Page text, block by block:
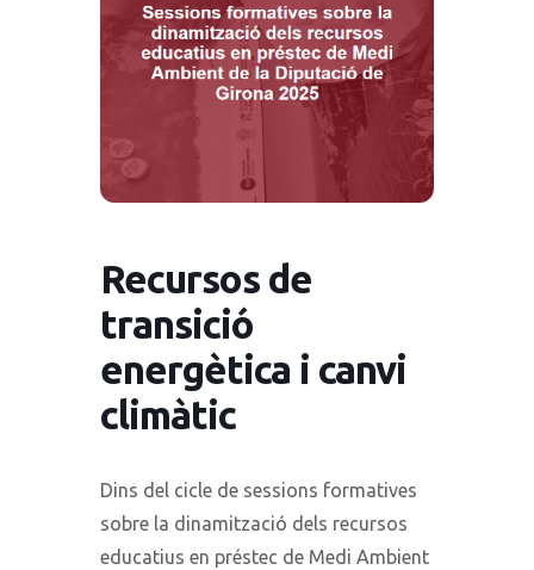
Recursos de
transició
energètica i canvi
climàtic
Dins del cicle de sessions formatives
sobre la dinamització dels recursos
educatius en préstec de Medi Ambient